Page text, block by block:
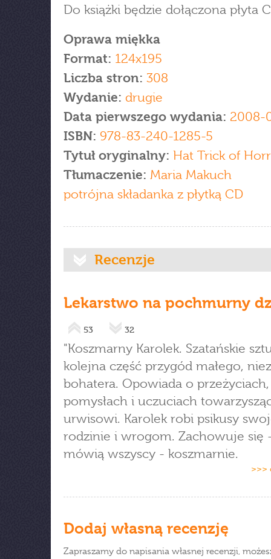
Do książki będzie dołączona płyta
Oprawa miękka
Format: 124x195
Liczba stron: 308
Wydanie: drugie
Data pierwszego wydania: 2008-
ISBN: 978-83-240-1285-5
Tytuł oryginalny: Hat Trick of
Tłumaczenie: Maria Makuch
potrójna składanka z płytką CD
Recenzje
Lekarstwo na pochmurny
53 32
"Koszmarny Karolek. Szatańskie
kolejna część przygód małego,
bohatera. Opowiada o przeżyciach,
pomysłach i uczuciach
urwisowi. Karolek robi psikusy
rodzinie i wrogom. Zachowuje się
mówią wszyscy - koszmarnie.
>>>
Dodaj własną recenzję
Zapraszamy do napisania własnej recenzji,